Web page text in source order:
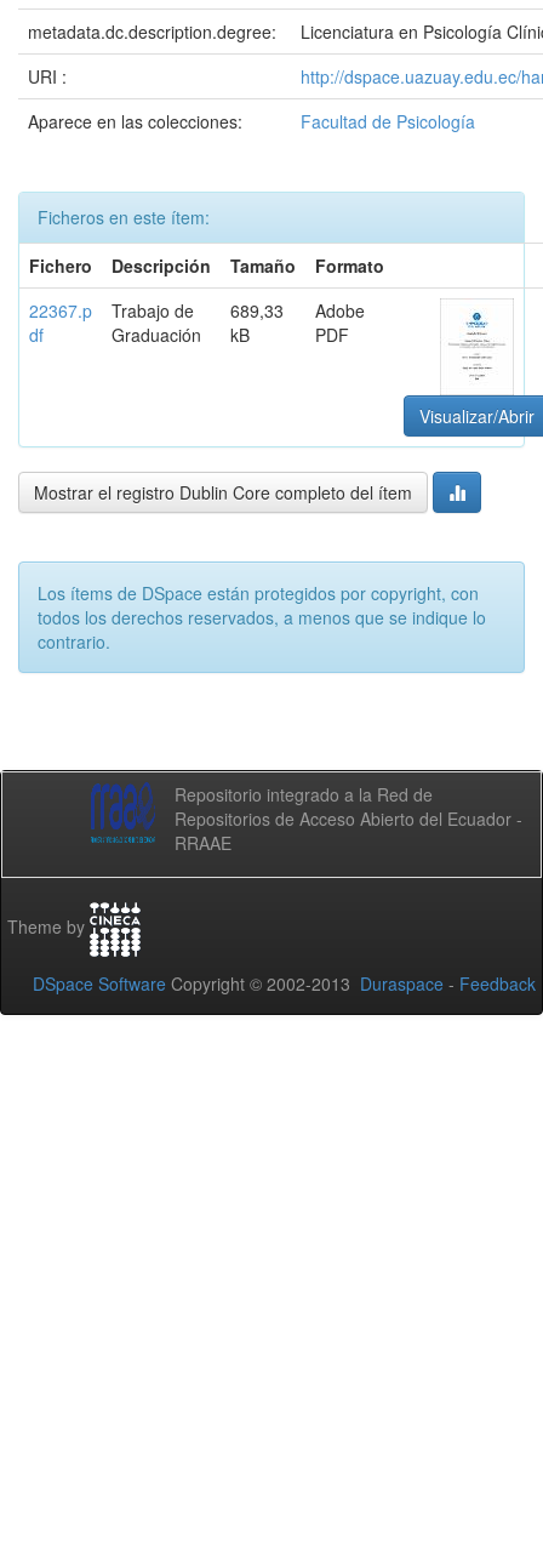
metadata.dc.description.degree:
Licenciatura en Psicología
URI :
http://dspace.uazuay.edu.ec/
Aparece en las colecciones:
Facultad de Psicología
Ficheros en este ítem:
Fichero
Descripción Tamaño
Formato
22367.p
df
Trabajo de
Graduación
689,33
kB
Adobe
PDF
Visualizar/Abrir
Mostrar el registro Dublin Core completo del ítem
Los ítems de DSpace están protegidos por copyright, con
todos los derechos reservados, a menos que se indique lo
contrario.
Repositorio integrado a la Red de
Repositorios de Acceso Abierto del Ecuador -
RRAAE
Theme by
DSpace Software Copyright © 2002-2013 Duraspace - Feedback